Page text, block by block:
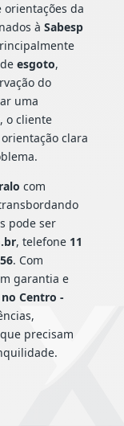
orientações da
à Sabesp
esgoto,
do
uma
, o cliente
clara
ralo com
pode ser
, telefone 11
. Com
garantia e
Centro -
precisam